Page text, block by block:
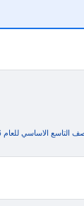
التاسع الاساسي للعام 2026